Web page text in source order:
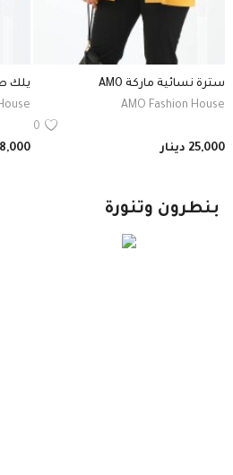
سترة نسائية ماركة AMO
AMO Fashion House
0
25,000 دينار
يلك
بنطرون وتنورة